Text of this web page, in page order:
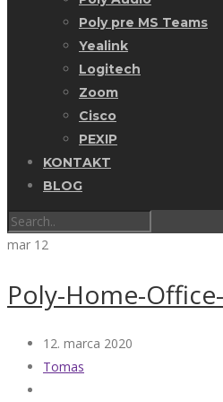
Poly pre MS Teams
Yealink
Logitech
Zoom
Cisco
PEXIP
KONTAKT
BLOG
mar 12
Poly-Home-
12. marca 2020
Tomas